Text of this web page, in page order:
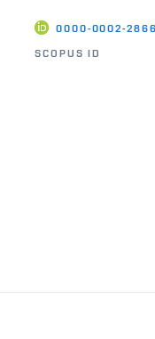
0000-0002-
SCOPUS ID